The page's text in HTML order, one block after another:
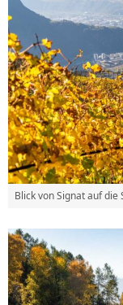
Blick von Signat auf